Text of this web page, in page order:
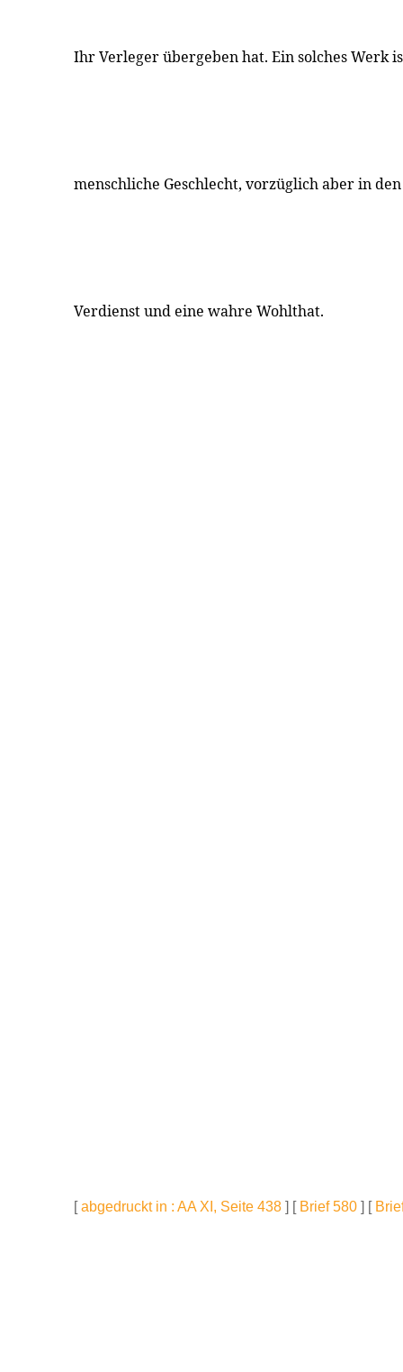
Ihr Verleger übergeben hat. Ein solches Werk
menschliche Geschlecht, vorzüglich aber in
Verdienst und eine wahre Wohlthat.
[abgedruckt in : AA XI, Seite 438 ] [ Brief 580 ] [